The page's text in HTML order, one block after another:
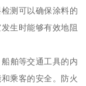
测可以确保涂料的
生时能够有效地阻
舶等交通工具的内
乘客的安全。防火